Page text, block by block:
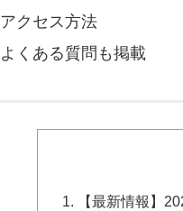
アクセス方法
よくある質問も掲載
【最新情報】